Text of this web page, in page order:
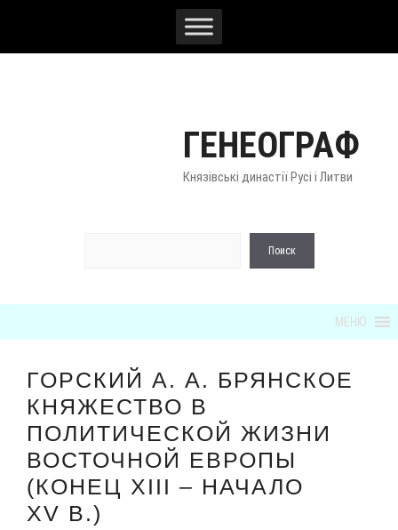
ГЕНЕОГРАФ
Князівські династії Русі і Литви
Поиск
МЕНЮ
ГОРСКИЙ А. А. БРЯНСКОЕ
КНЯЖЕСТВО В
ПОЛИТИЧЕСКОЙ ЖИЗНИ
ВОСТОЧНОЙ ЕВРОПЫ
(КОНЕЦ XІІІ – НАЧАЛО
XV В.)